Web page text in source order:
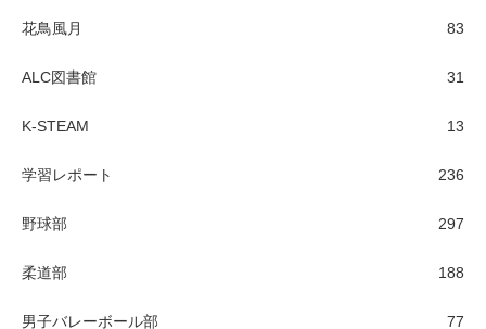
花鳥風月 83
ALC図書館 31
K-STEAM 13
学習レポート 236
野球部 297
柔道部 188
男子バレーボール部 77